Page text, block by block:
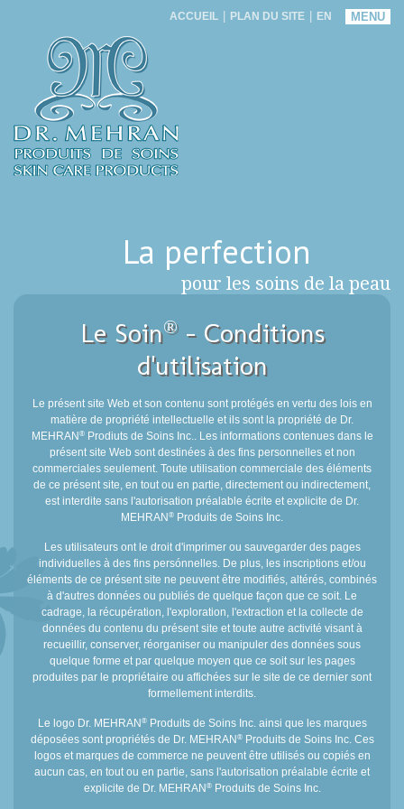
La perfection
pour les soins de la peau
ACCUEIL PLAN DU SITE EN MENU
Le Soin®- Conditions
d'utilisation
Le présent site Web et son contenu sont protégés en vertu des lois en
matière de propriété intellectuelle et ils sont la propriété de Dr.
MEHRAN ®Prodiuts de Soins Inc.. Les informations contenues dans le
présent site Web sont destinées à des fins personnelles et non
commerciales seulement. Toute utilisation commerciale des éléments
de ce présent site, en tout ou en partie, directement ou indirectement,
est interdite sans l'autorisation préalable écrite et explicite de Dr.
MEHRAN ® Produits de Soins Inc.
Les utilisateurs ont le droit d'imprimer ou sauvegarder des pages
individuelles à des fins persónnelles. De plus, les inscriptions et/ou
éléments de ce présent site ne peuvent être modifiés, altérés, combinés
à d'autres données ou publiés de quelque façon que ce soit. Le
cadrage, la récupération, l'exploration, l'extraction et la collecte de
données du contenu du présent site et toute autre activité visant à
recueillir, conserver, réorganiser ou manipuler des données sous
quelque forme et par quelque moyen que ce soit sur les pages
produites par le propriétaire ou affichées sur le site de ce dernier sont
formellement interdits.
Le logo Dr. MEHRAN ®Produits de Soins Inc. ainsi que les marques
déposées sont propriétés de Dr. MEHRAN ®Produits de Soins Inc. Ces
logos et marques de commerce ne peuvent être utilisés ou copiés en
aucun cas, en tout ou en partie, sans l'autorisation préalable écrite et
explicite de Dr. MEHRAN ®Produits de Soins Inc.